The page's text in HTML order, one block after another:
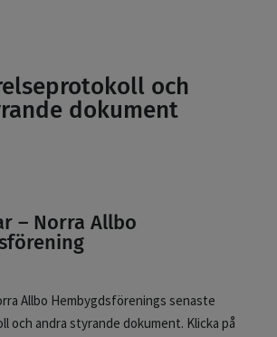
och
dokument
– Norra Allbo
Allbo Hembygdsförenings senaste
och andra styrande dokument. Klicka på